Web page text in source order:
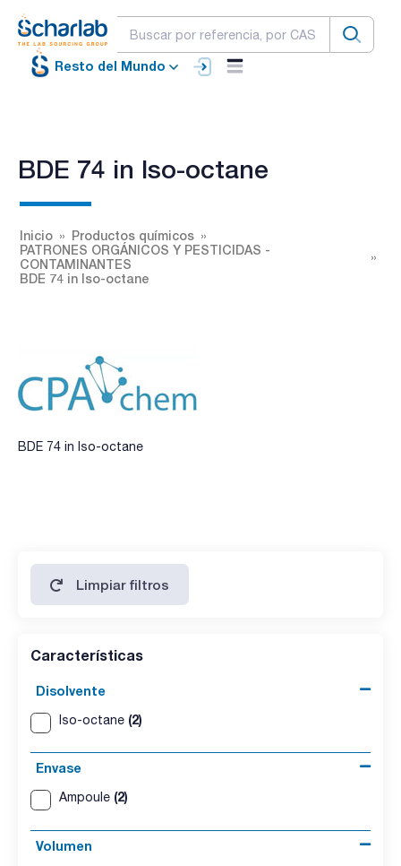
Resto del Mundo
BDE 74 in Iso-octane
Inicio
Productos químicos
PATRONES ORGÁNICOS Y PESTICIDAS -
CONTAMINANTES
BDE 74 in Iso-octane
BDE 74 in Iso-octane
Limpiar filtros
Características
Disolvente
Iso-octane (2)
Envase
Ampoule (2)
Volumen